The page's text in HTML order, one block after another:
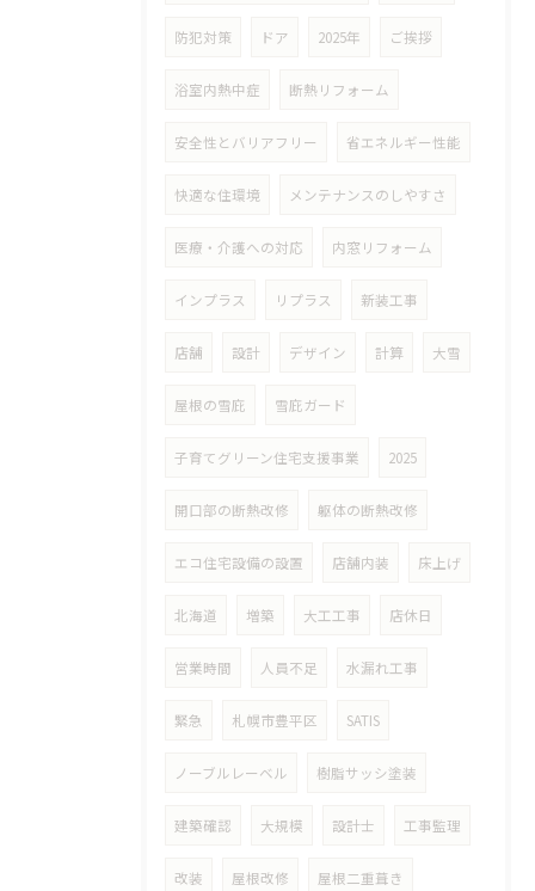
防犯対策 ドア 2025年 ご挨拶
浴室内熱中症 断熱リフォーム
安全性とバリアフリー 省エネルギー性能
快適な住環境 メンテナンスのしやすさ
医療・介護への対応 内窓リフォーム
インプラス リプラス 新装工事
店舗 設計 デザイン 計算 大雪
屋根の雪庇 雪庇ガード
子育てグリーン住宅支援事業 2025
開口部の断熱改修 躯体の断熱改修
エコ住宅設備の設置 店舗内装 床上げ
北海道 増築 大工工事 店休日
営業時間 人員不足 水漏れ工事
緊急 札幌市豊平区 SATIS
ノーブルレーベル 樹脂サッシ塗装
建築確認 大規模 設計士 工事監理
改装 屋根改修 屋根二重葺き